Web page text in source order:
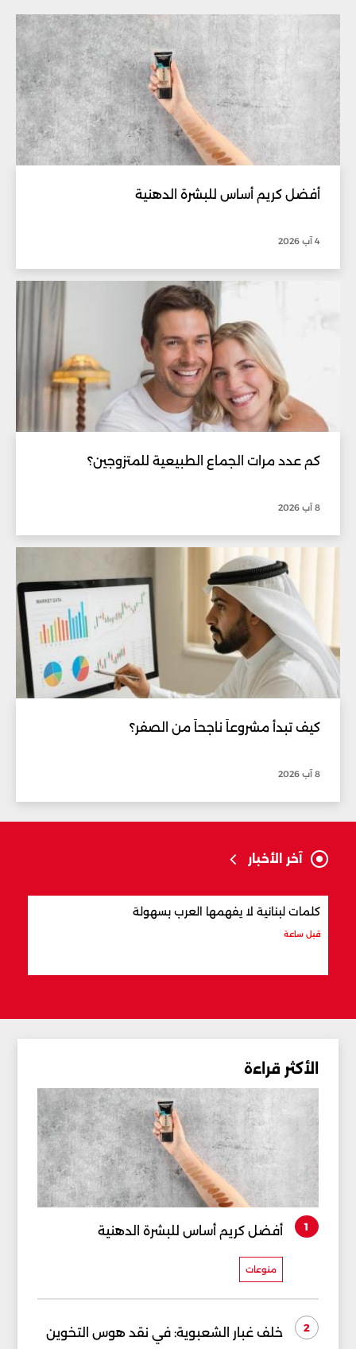
أفضل كريم أساس للبشرة الدهنية
4 آب 2026
كم عدد مرات الجماع الطبيعية للمتزوجين؟
8 آب 2026
كيف تبدأ مشروعاً ناجحاً من الصفر؟
8 آب 2026
آخر الأخبار
كلمات لبنانية لا يفهمها العرب بسهولة
قبل ساعة
الأكثر قراءة
1 أفضل كريم أساس للبشرة الدهنية
منوعات
2 خلف غبار الشعبوية: في نقد هوس التخوين